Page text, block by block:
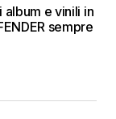
album e vinili in
sempre